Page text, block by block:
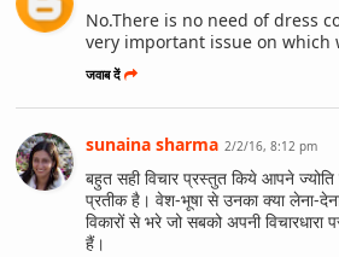
No.There is no need of dress
very important issue on which
जवाब दें
sunaina sharma 2/2/16, 8:12 pm
बहुत सही विचार प्रस्तुत किये आपने
प्रतीक है। वेश-भूषा से उनका क्या लेना-
विकारों से भरे जो सबको अपनी
हैं।